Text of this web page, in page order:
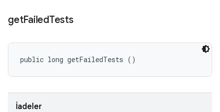
getFailedTests
public long getFailedTests ()
İadeler